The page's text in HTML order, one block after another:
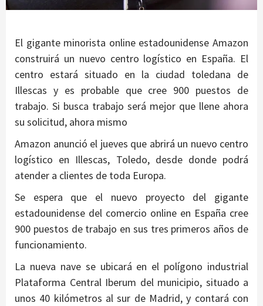
El gigante minorista online estadounidense Amazon
construirá un nuevo centro logístico en España. El
centro estará situado en la ciudad toledana de
Illescas y es probable que cree 900 puestos de
trabajo. Si busca trabajo será mejor que llene ahora
su solicitud, ahora mismo
Amazon anunció el jueves que abrirá un nuevo centro
logístico en Illescas, Toledo, desde donde podrá
atender a clientes de toda Europa.
Se espera que el nuevo proyecto del gigante
estadounidense del comercio online en España cree
900 puestos de trabajo en sus tres primeros años de
funcionamiento.
La nueva nave se ubicará en el polígono industrial
Plataforma Central Iberum del municipio, situado a
unos 40 kilómetros al sur de Madrid, y contará con